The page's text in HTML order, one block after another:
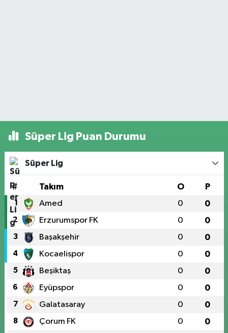
Süper Lig Puan Durumu
Süper Lig
# Takım O P
1 Amed 0 0
2 Erzurumspor FK 0 0
3 Başakşehir 0 0
4 Kocaelispor 0 0
5 Beşiktaş 0 0
6 Eyüpspor 0 0
7 Galatasaray 0 0
8 Çorum FK 0 0